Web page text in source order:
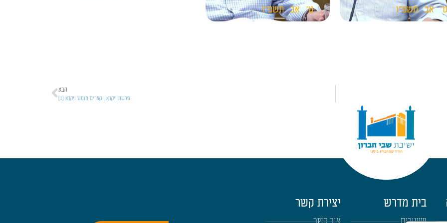
אב תשפ"ו ט' אב תשפ"ו
הבא
פרשת ויקרא | קצרים חומש ויקרא [1]
בית מדרש יצירת קשר